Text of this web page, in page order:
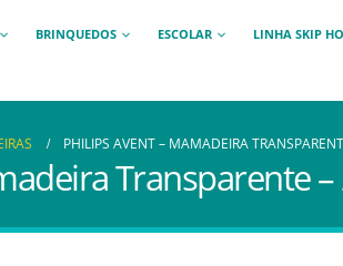
BRINQUEDOS ESCOLAR LINHA SKIP
PHILIPS AVENT – MAMADEIRA
Transparente –